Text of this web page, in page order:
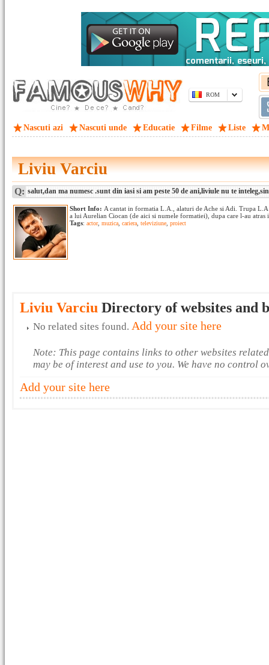
ROM
Nascuti azi Nascuti unde Educatie Filme Liste
Liviu Varciu
Q: salut,dan ma numesc .sunt din iasi si am peste 50 de ani,liviule nu te
Short Info: A cantat in formatia L.A., alaturi de Ache si Adi. Trupa
a lui Aurelian Ciocan (de aici si numele formatiei), dupa care l-au atras
Tags: actor, muzica cariera televiziune proiect
Liviu Varciu Directory of websites and
No related sites found. Add your site here
Note: This page contains links to other websites
may be of interest and use to you. We have no control
Add your site here